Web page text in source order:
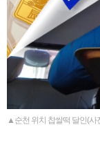
▲순천 위치 찹쌀떡 달인(사